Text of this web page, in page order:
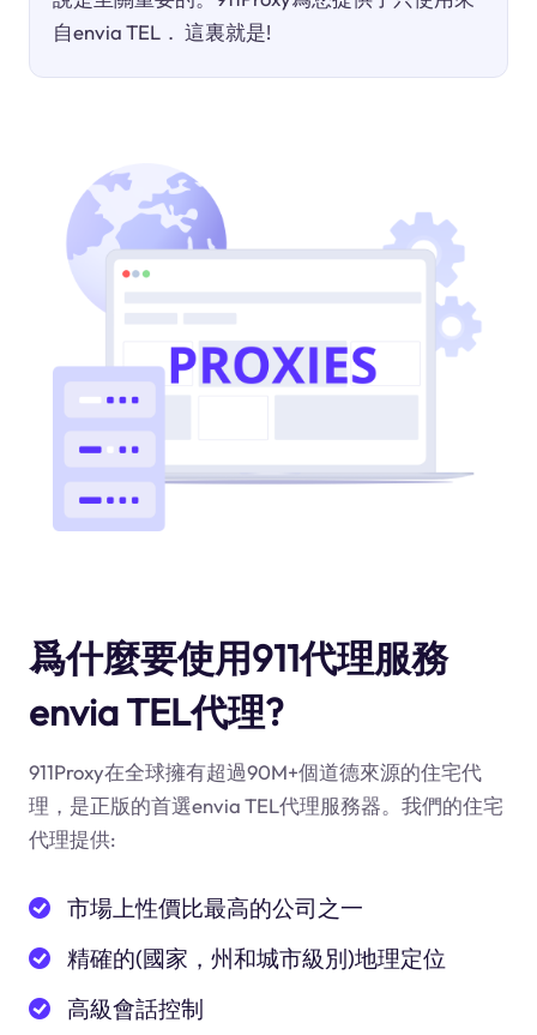
自envia TEL． 這裏就是!
爲什麼要使用911代理服務
envia TEL代理?
911Proxy在全球擁有超過90M+個道德來源的住宅代
理，是正版的首選envia TEL代理服務器。我們的住宅
代理提供:
市場上性價比最高的公司之一
精確的(國家，州和城市級別)地理定位
高級會話控制